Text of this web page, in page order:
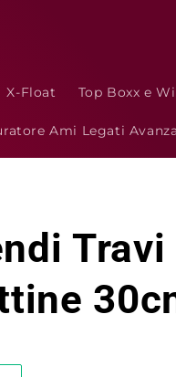
X-Float Top Boxx e
Ami Legati
Travi